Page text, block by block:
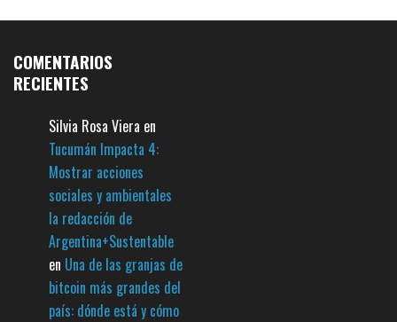
COMENTARIOS
RECIENTES
Silvia Rosa Viera en
Tucumán Impacta 4:
Mostrar acciones
sociales y ambientales
la redacción de
Argentina+Sustentable
en Una de las granjas de
bitcoin más grandes del
país: dónde está y cómo